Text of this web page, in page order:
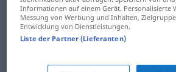
Informationen auf einem Gerät. Personalisierte
Messung von Werbung und Inhalten,
Entwicklung von Dienstleistungen.
Liste der Partner (Lieferanten)